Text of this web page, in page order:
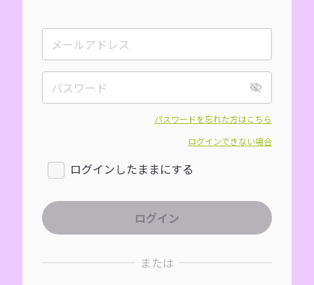
パスワードを忘れた方はこちら
ログインできない場合
ログインしたままにする
または